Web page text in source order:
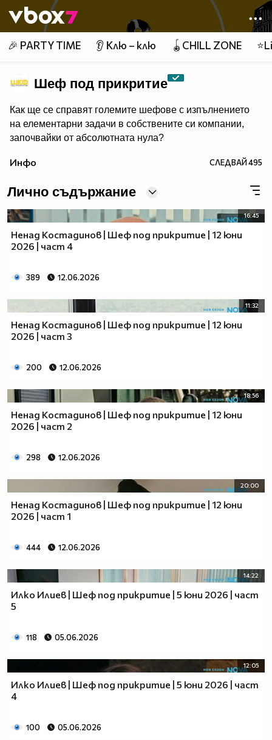
👾
🎉 PARTY TIME 👂 Клю – клю 🪀CHILL ZONE
Шеф под прикритие
Как ще се справят големите шефове с изпълнението
на елементарни задачи в собствените си компании,
започвайки от абсолютната нула?
Инфо СЛЕДВАЙ495
Лично съдържание
16:45
Ненад Костадинов | Шеф под прикритие | 12 юни
2026 | част 4
389 12.06.2026
11:32
Ненад Костадинов | Шеф под прикритие | 12 юни
2026 | част 3
200 12.06.2026
18:56
Ненад Костадинов | Шеф под прикритие | 12 юни
2026 | част 2
298 12.06.2026
20:00
Ненад Костадинов | Шеф под прикритие | 12 юни
2026 | част 1
444 12.06.2026
14:22
Илко Илиев | Шеф под прикритие | 5 юни 2026 | част
5
118 05.06.2026
12:05
Илко Илиев | Шеф под прикритие | 5 юни 2026 | част
4
100 05.06.2026